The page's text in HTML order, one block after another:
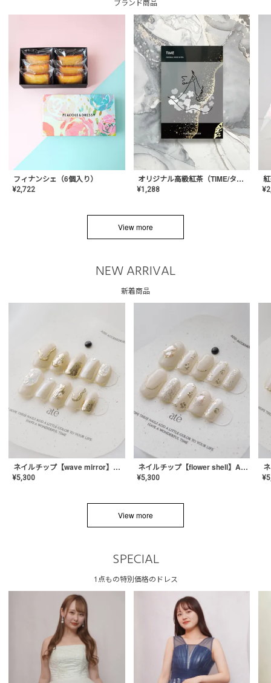
フィナンシェ（6個入り）
¥2,722
オリジナル高級紅茶（TIME/タイム）【ギフト/プチギフト/プレゼント/内祝い/結婚式/オリジナル配合/高品質/ハーブティー/茶葉/記念日/お返し/手土産/美容/おしゃれ】
¥1,288 ¥
View more
NEW ARRIVAL
新着商品
ネイルチップ【wave mirror】AE-CONA-04
¥5,300
ネイルチップ【flower shell】AE-CONA-03
¥5,300 ¥
View more
SPECIAL
1点もの特別価格のドレス